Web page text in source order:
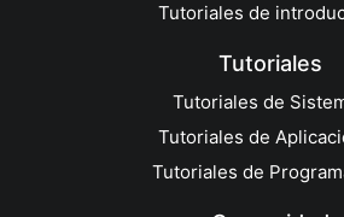
Tutoriales de
Tutoriales
Tutoriales de
Tutoriales de
Tutoriales de